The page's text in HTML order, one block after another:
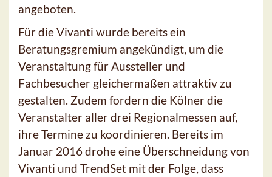
angeboten.
Für die Vivanti wurde bereits ein
Beratungsgremium angekündigt, um die
Veranstaltung für Aussteller und
Fachbesucher gleichermaßen attraktiv zu
gestalten. Zudem fordern die Kölner die
Veranstalter aller drei Regionalmessen auf,
ihre Termine zu koordinieren. Bereits im
Januar 2016 drohe eine Überschneidung von
Vivanti und TrendSet mit der Folge, dass